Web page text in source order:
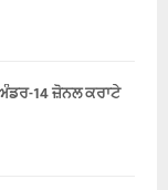
14 ਜ਼ੋਨਲ ਕਰਾਟੇ